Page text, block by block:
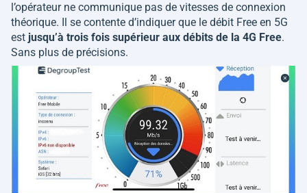
l’opérateur ne communique pas de vitesses de connexion
théorique. Il se contente d’indiquer que le débit Free en 5G
est jusqu’à trois fois supérieur aux débits de la 4G Free.
Sans plus de précisions.